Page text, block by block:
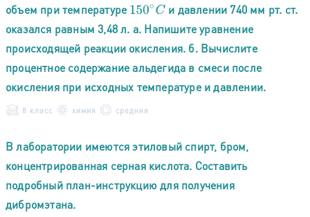
объем при температуре150∘C и давлении 740 мм рт. ст.
оказался равным 3,48 л. а. Напишите уравнение
происходящей реакции окисления. б. Вычислите
процентное содержание альдегида в смеси после
окисления при исходных температуре и давлении.
8 класс химия средняя
В лаборатории имеются этиловый спирт, бром,
концентрированная серная кислота. Составить
подробный план-инструкцию для получения
дибромэтана.